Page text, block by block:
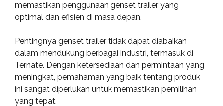
memastikan penggunaan genset trailer yang
optimal dan efisien di masa depan.
Pentingnya genset trailer tidak dapat diabaikan
dalam mendukung berbagai industri, termasuk di
Ternate. Dengan ketersediaan dan permintaan yang
meningkat, pemahaman yang baik tentang produk
ini sangat diperlukan untuk memastikan pemilihan
yang tepat.